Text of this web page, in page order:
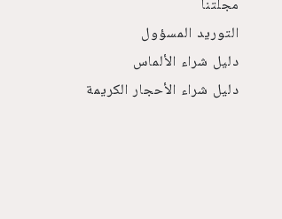
مجلتنا
التوريد المسؤول
دليل شراء الألماس
دليل شراء الأحجار الكريمة